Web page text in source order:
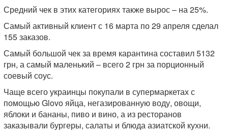
Средний чек в этих категориях также вырос – на 25%.
Самый активный клиент с 16 марта по 29 апреля сделал
155 заказов.
Самый большой чек за время карантина составил 5132
грн, а самый маленький – всего 2 грн за порционный
соевый соус.
Чаще всего украинцы покупали в супермаркетах с
помощью Glovo яйца, негазированную воду, овощи,
яблоки и бананы, пиво и вино, а из ресторанов
заказывали бургеры, салаты и блюда азиатской кухни.